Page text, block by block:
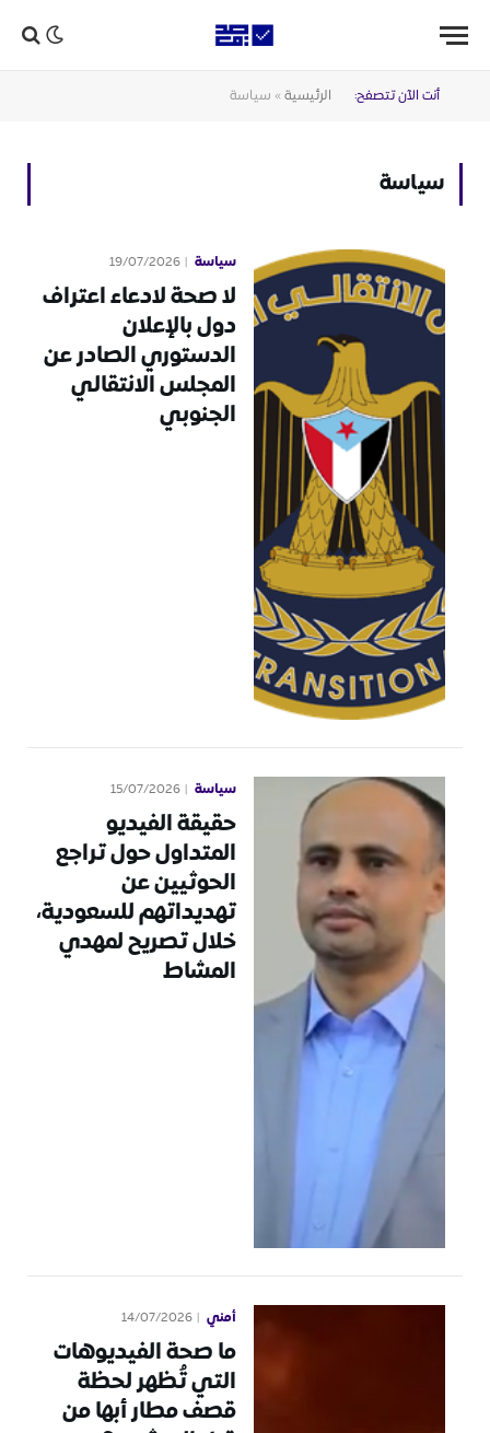
أنت الآن تتصفح: الرئيسية » سياسة
سياسة
سياسة 19/07/2026
لا صحة لادعاء اعتراف
دول بالإعلان
الدستوري الصادر عن
المجلس الانتقالي
الجنوبي
سياسة 15/07/2026
حقيقة الفيديو
المتداول حول تراجع
الحوثيين عن
تهديداتهم للسعودية،
خلال تصريح لمهدي
المشاط
أمني 14/07/2026
ما صحة الفيديوهات
التي تُظهر لحظة
قصف مطار أبها من